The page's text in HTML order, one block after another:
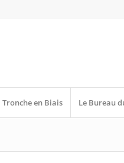
Tronche en Biais Le Bureau